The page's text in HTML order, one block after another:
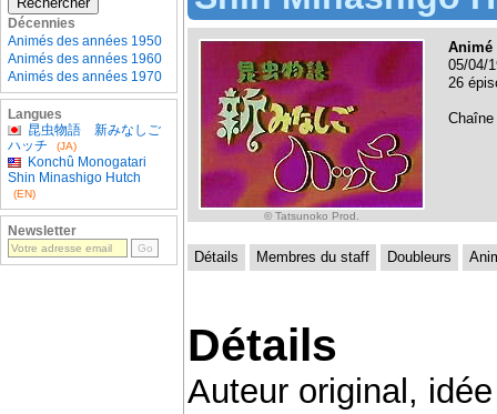
© Tatsunoko Prod.
Animé
05/04/
26
Détails Membres du staff Doubleurs
Détails
Auteur original,
Décennies
Animés des années 1950
Animés des années 1960
Animés des années 1970
Langues
昆虫物語 新みなしご
ハッチ
(JA)
Konchû Monogatari
Shin Minashigo Hutch
(EN)
Newsletter